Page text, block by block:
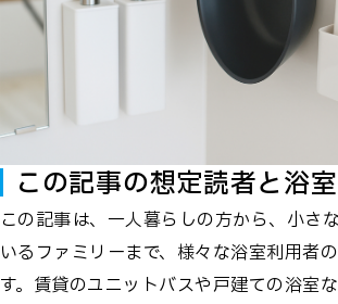
この記事の想定読者と浴
この記事は、一人暮らしの方から、小さ
いるファミリーまで、様々な浴室利用者
す。賃貸のユニットバスや戸建ての浴室